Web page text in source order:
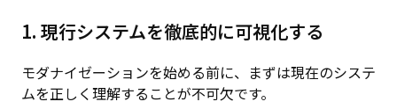
1. 現行システムを徹底的に可視化する
モダナイゼーションを始める前に、まずは現在のシステ
ムを正しく理解することが不可欠です。